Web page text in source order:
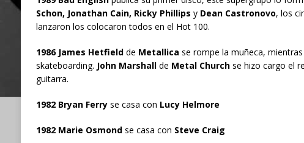
Schon, Jonathan Cain, Ricky Phillips y Dean Castronovo, los
lanzaron los colocaron todos en el Hot 100.
1986 James Hetfieldde Metallica se rompe la muñeca, mientras
skateboarding. John Marshallde Metal Church se hizo cargo el
guitarra.
1982 Bryan Ferryse casa con Lucy Helmore
1982 Marie Osmondse casa con Steve Craig